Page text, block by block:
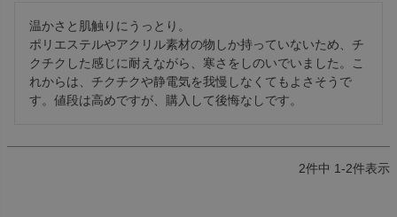
温かさと肌触りにうっとり。
ポリエステルやアクリル素材の物しか持っていないため、チ
クチクした感じに耐えながら、寒さをしのいでいました。こ
れからは、チクチクや静電気を我慢しなくてもよさそうで
す。値段は高めですが、購入して後悔なしです。
2件中 1-2件表示